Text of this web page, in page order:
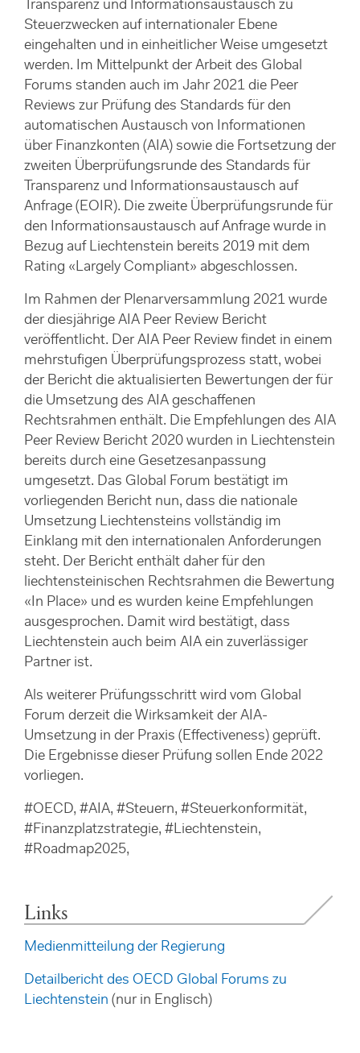
Transparenz und Informationsaustausch zu
Steuerzwecken auf internationaler Ebene
eingehalten und in einheitlicher Weise umgesetzt
werden. Im Mittelpunkt der Arbeit des Global
Forums standen auch im Jahr 2021 die Peer
Reviews zur Prüfung des Standards für den
automatischen Austausch von Informationen
über Finanzkonten (AIA) sowie die Fortsetzung der
zweiten Überprüfungsrunde des Standards für
Transparenz und Informationsaustausch auf
Anfrage (EOIR). Die zweite Überprüfungsrunde für
den Informationsaustausch auf Anfrage wurde in
Bezug auf Liechtenstein bereits 2019 mit dem
Rating «Largely Compliant» abgeschlossen.
Im Rahmen der Plenarversammlung 2021 wurde
der diesjährige AIA Peer Review Bericht
veröffentlicht. Der AIA Peer Review findet in einem
mehrstufigen Überprüfungsprozess statt, wobei
der Bericht die aktualisierten Bewertungen der für
die Umsetzung des AIA geschaffenen
Rechtsrahmen enthält. Die Empfehlungen des AIA
Peer Review Bericht 2020 wurden in Liechtenstein
bereits durch eine Gesetzesanpassung
umgesetzt. Das Global Forum bestätigt im
vorliegenden Bericht nun, dass die nationale
Umsetzung Liechtensteins vollständig im
Einklang mit den internationalen Anforderungen
steht. Der Bericht enthält daher für den
liechtensteinischen Rechtsrahmen die Bewertung
«In Place» und es wurden keine Empfehlungen
ausgesprochen. Damit wird bestätigt, dass
Liechtenstein auch beim AIA ein zuverlässiger
Partner ist.
Als weiterer Prüfungsschritt wird vom Global
Forum derzeit die Wirksamkeit der AIA-
Umsetzung in der Praxis (Effectiveness) geprüft.
Die Ergebnisse dieser Prüfung sollen Ende 2022
vorliegen.
#OECD, #AIA, #Steuern, #Steuerkonformität,
#Finanzplatzstrategie, #Liechtenstein,
#Roadmap2025,
Links
Medienmitteilung der Regierung
Detailbericht des OECD Global Forums zu
Liechtenstein (nur in Englisch)